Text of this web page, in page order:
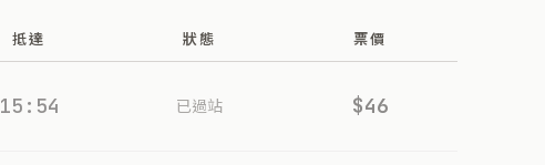
抵達 狀態 票價
15:54 已過站 $46